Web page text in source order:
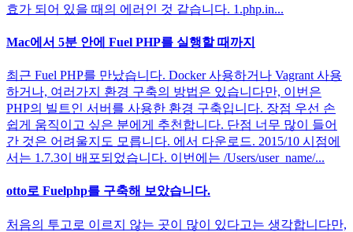
효가 되어 있을 때의 에러인 것 같습니다. 1.php.in...
Mac에서 5분 안에 Fuel PHP를 실행할 때까지
최근 Fuel PHP를 만났습니다. Docker 사용하거나 Vagrant 사용
하거나, 여러가지 환경 구축의 방법은 있습니다만, 이번은
PHP의 빌트인 서버를 사용한 환경 구축입니다. 장점 우선 손
쉽게 움직이고 싶은 분에게 추천합니다. 단점 너무 많이 들어
간 것은 어려울지도 모릅니다. 에서 다운로드. 2015/10 시점에
서는 1.7.3이 배포되었습니다. 이번에는 /Users/user_name/...
otto로 Fuelphp를 구축해 보았습니다.
처음의 투고로 이르지 않는 곳이 많이 있다고는 생각합니다만,